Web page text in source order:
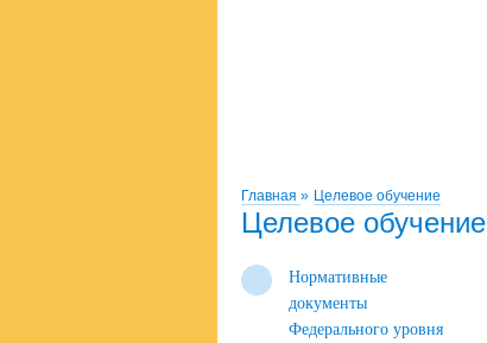
Главная » Целевое обучение
Целевое обучение
Нормативные
документы
Федерального уровня